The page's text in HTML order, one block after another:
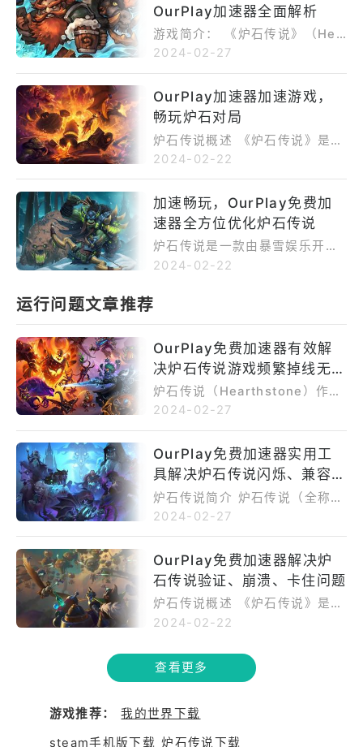
OurPlay加速器全面解析
游戏简介： 《炉石传说》（Hea
rthstone）是由暴雪娱乐开发和
旗下的《魔兽世界》（World of
Warcraft）系列，构建了一个奇
幻、充满魔法元素的卡牌世界。
在游戏中，玩家将扮演一位英
的套牌，与其他玩家进行对战。
每位英雄拥有独特的技能和卡
牌，玩家需要在对局中灵活运用
这些资源，制定策略，最终击败
对手。 1、 OurPlay加速器简介
接，减少游戏延迟，提供更加流
畅的游戏体验。其强大的加速算
法和智能路由技术为玩家提供了
卓越的网络性能提升。 OurPlay
加速器如何稳定网络连接 OurPl
ay加速器采用了智能路由技术，
径，降低数据传输时间，从而减
少延迟。这对于炉石传说这种对
实时操作敏感的游戏至关重要。
OurPlay加速器不仅仅是一个简
单的网络加速工具，它还专为炉
稳定性，确保在对局中不会出现
丢包或延迟。 2、使用教程：如
何配置OurPlay加速器 为了让玩
家更好地使用OurPlay加速器，
我们提供了详细的使用教程。从
助玩家快速上手，享受加速带来
的畅爽游戏。 步骤1：下载和安
下载OurPlay加速器的安装程
序。 打开安装程序，按照提示完
2024-02-27
OurPlay加速器加速游戏，
畅玩炉石对局
炉石传说概述 《炉石传说》是一
场史诗级的卡牌对战，玩家在这
场激烈的对决。然而，随着游戏
深入，网络延迟、连接不稳定以
及操作不流畅成为了制约玩家发
挥的关键问题。 OurPlay加速器
的网络连接，消除了连接不稳定
的烦恼。 安全稳定保障： 强大
的加密技术确保你的账户信息和
游戏数据的安全，与此同时，稳
定性的提升消除了游戏中断的顾
虑。 游戏简介：OurPlay加速器
开启卡牌对决新境界 在《炉石传
说》的冒险之旅中，OurPlay加
速器将为你敞开流畅对战的大
门。不再受制于网络延迟，你将
能够更自信、更从容地施展你的
卡牌战术，尽情享受炉石传说的
游戏魅力。 用户需求痛点的全面
解决 网络延迟问题： OurPlay
加速器通过智能路由技术，迅速
降低游戏延迟，让你的每一次卡
牌操作都能在对战中得心应手。
连接不稳定解决方案： 全球加速
接，告别频繁断线，让你专注于
游戏的精彩。 操作不流畅的改
善： 安全稳定的网络环境让你的
中的胜算，让你更容易取得胜
利。 使用OurPlay加速器为炉石
2024-02-22
加速畅玩，OurPlay免费加
速器全方位优化炉石传说
炉石传说是一款由暴雪娱乐开发
的在线卡牌游戏，玩家可以选择
略，战胜对手，提升自己的等级
和排名。然而，随着游戏的内容
不断扩展，一些玩家可能会面临
游戏加载缓慢、延迟、卡顿等问
题，这就是OurPlay免费加速器
发挥作用的地方。 OurPlay免费
加速器如何助您加速畅玩？ 全方
位优化游戏连接： OurPlay免费
加速器通过优化网络连接，降低
游戏延迟，确保您能够在炉石传
说中畅行无阻。不再因网络问题
而错失关键时刻，确保您的指令
能够及时传达给游戏服务器。 提
高游戏速度： 游戏速度直接关系
到游戏体验，OurPlay免费加速
器通过特殊的优化技术，能够有
效提高炉石传说的游戏速度，让
能路由选择： OurPlay免费加速
器具备智能路由选择功能，根据
优的游戏服务器，确保您能够以
最短的时间连接到游戏，减少游
戏中的卡顿和延迟。 用户需求，
2024-02-22
运行问题文章推荐
OurPlay免费加速器有效解
决炉石传说游戏频繁掉线无响
应问题
炉石传说（Hearthstone）作为
一款深受玩家喜爱的在线卡牌游
着大量玩家。然而，随着游戏的
不断发展，一些玩家却面临着游
戏频繁掉线、无响应等网络问
题，影响了游戏的流畅体验。在
炉石传说游戏简介 炉石传说是由
暴雪娱乐公司开发并推出的一款
集合了策略、卡牌收集等元素的
在线对战游戏。玩家在游戏中扮
演英雄，通过召唤随从、使用法
烈的对战。游戏的魅力在于简单
易懂的规则和丰富多样的卡牌组
因为网络问题而受到一定影响。
2024-02-27
OurPlay免费加速器实用工
具解决炉石传说闪烁、兼容、
黑屏等问题
炉石传说简介 炉石传说（全称
《炉石传说：魔兽英雄传》），
月13日全球同步正式运营。201
6年末“魔兽英雄传”这行字在开始
画面被移除，这是炉石开始从魔
兽世界IP逐渐走向独立的标志然
难免受到一些技术问题的困扰，
尤其是涉及到画面、兼容性和黑
屏等方面的挑战。 炉石传说网络
动导致游戏画面频繁闪烁，影响
玩家的游戏体验，尤其是在关键
2024-02-27
OurPlay免费加速器解决炉
石传说验证、崩溃、卡住问题
炉石传说概述 《炉石传说》是一
场史诗级的卡牌对战，玩家在这
组建卡组，与全球玩家展开一场
场激烈的对决。然而，随着游戏
及操作不流畅成为了制约玩家发
挥的关键问题。 OurPlay加速器
的独特之处 全球加速节点： 覆
2024-02-22
查看更多
游戏推荐：
我的世界下载
steam手机版下载 炉石传说下载